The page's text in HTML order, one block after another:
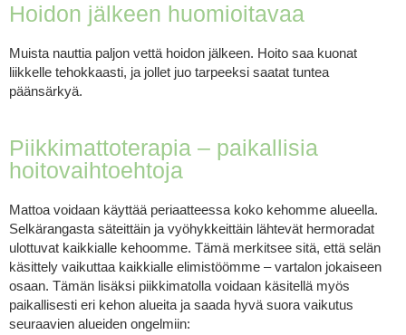
Hoidon jälkeen huomioitavaa
Muista nauttia paljon vettä hoidon jälkeen. Hoito saa kuonat
liikkelle tehokkaasti, ja jollet juo tarpeeksi saatat tuntea
päänsärkyä.
Piikkimattoterapia – paikallisia
hoitovaihtoehtoja
Mattoa voidaan käyttää periaatteessa koko kehomme alueella.
Selkärangasta säteittäin ja vyöhykkeittäin lähtevät hermoradat
ulottuvat kaikkialle kehoomme. Tämä merkitsee sitä, että selän
käsittely vaikuttaa kaikkialle elimistöömme – vartalon jokaiseen
osaan. Tämän lisäksi piikkimatolla voidaan käsitellä myös
paikallisesti eri kehon alueita ja saada hyvä suora vaikutus
seuraavien alueiden ongelmiin: